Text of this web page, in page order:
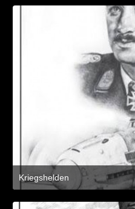
2
Kriegshelden
8. März 2021 um 11:21
2